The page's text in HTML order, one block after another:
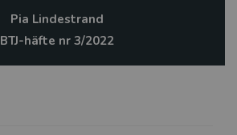
Pia Lindestrand
BTJ-häfte nr 3/2022